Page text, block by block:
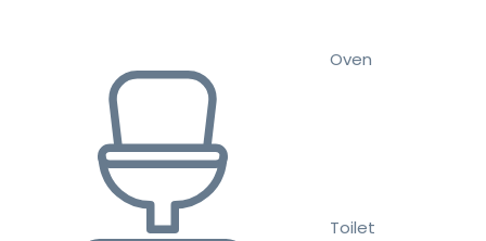
Oven
Toilet